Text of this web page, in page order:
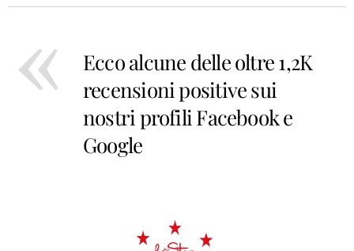
Ecco alcune delle oltre 1,2K
recensioni positive sui
nostri profili Facebook e
Google